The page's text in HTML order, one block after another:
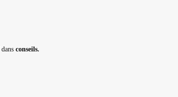
dans conseils.